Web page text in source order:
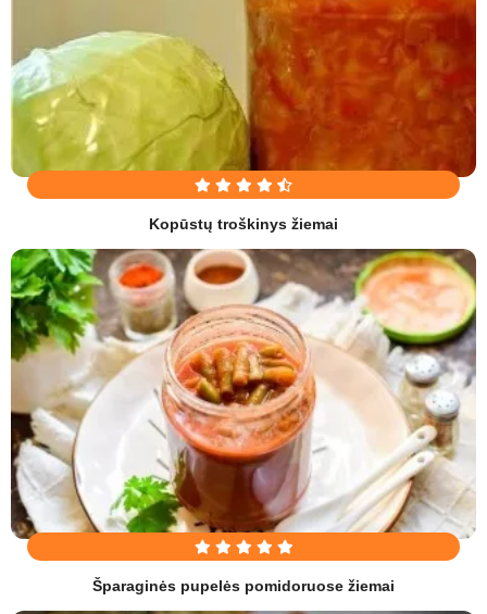
Kopūstų troškinys žiemai
Šparaginės pupelės pomidoruose žiemai